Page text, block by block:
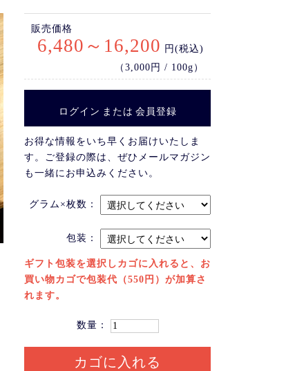
販売価格
6,480～16,200 円(税込)
（3,000円 / 100g）
ログイン または 会員登録
お得な情報をいち早くお届けいたしま
す。ご登録の際は、ぜひメールマガジン
も一緒にお申込みください。
グラム×枚数：
包装：
ギフト包装を選択しカゴに入れると、お
買い物カゴで包装代（550円）が加算さ
れます。
数量：
カゴに入れる